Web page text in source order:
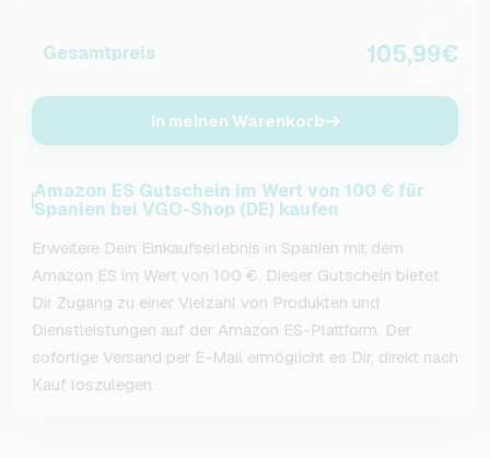
Gesamtpreis 105,99€
In meinen Warenkorb
Amazon ES Gutschein im Wert von 100 € für
Spanien bei VGO-Shop (DE) kaufen
Erweitere Dein Einkaufserlebnis in Spanien mit dem
Amazon ES im Wert von 100 €. Dieser Gutschein bietet
Dir Zugang zu einer Vielzahl von Produkten und
Dienstleistungen auf der Amazon ES-Plattform. Der
sofortige Versand per E-Mail ermöglicht es Dir, direkt nach
Kauf loszulegen.